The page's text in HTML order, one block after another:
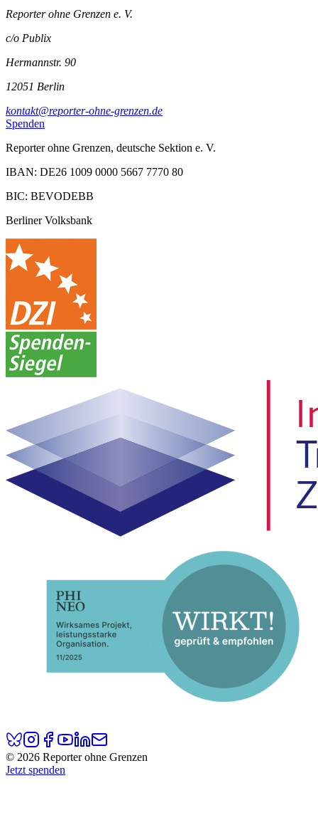
Reporter ohne Grenzen e. V.
c/o Publix
Hermannstr. 90
12051 Berlin
kontakt@reporter-ohne-grenzen.de
Spenden
Reporter ohne Grenzen, deutsche Sektion e. V.
IBAN: DE26 1009 0000 5667 7770 80
BIC: BEVODEBB
Berliner Volksbank
© 2026 Reporter ohne Grenzen
Jetzt spenden